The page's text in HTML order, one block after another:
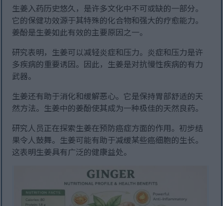
生姜入药历史悠久，是许多文化中不可或缺的一部分。
它的保健功效源于其特殊的化合物和强大的疗愈能力。
姜酚是生姜如此有效的主要原因之一。
研究表明，生姜可以减轻炎症和压力。炎症和压力是许
多疾病的重要诱因。因此，生姜是对抗慢性疾病的有力
武器。
生姜还有助于消化和缓解恶心。它是保持胃部舒适的天
然方法。生姜中的姜酚使其成为一种极佳的天然良药。
研究人员正在探索生姜在预防癌症方面的作用。初步结
果令人鼓舞。生姜可能有助于减缓某些癌细胞的生长。
这表明生姜具有广泛的健康益处。